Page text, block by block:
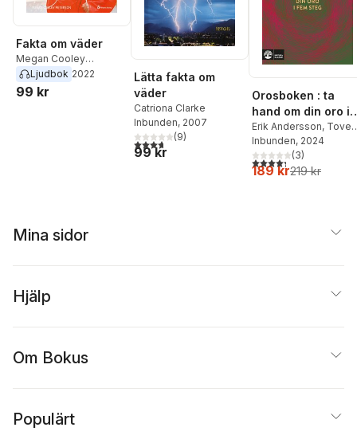
Fakta om väder
Megan Cooley
Peterson
Ljudbok 2022
99 kr
Lätta fakta om
väder
Catriona Clarke
Inbunden, 2007
3,7utav 5 stjärnor. Totalt antal röster:
(9)
99 kr
Orosboken : ta
hand om din oro i
fem steg
Erik Andersson, Tove
Wahlund
Inbunden, 2024
4,3utav 5 stjärnor.
(3)
189 kr219 kr
Mina sidor
Hjälp
Om Bokus
Populärt